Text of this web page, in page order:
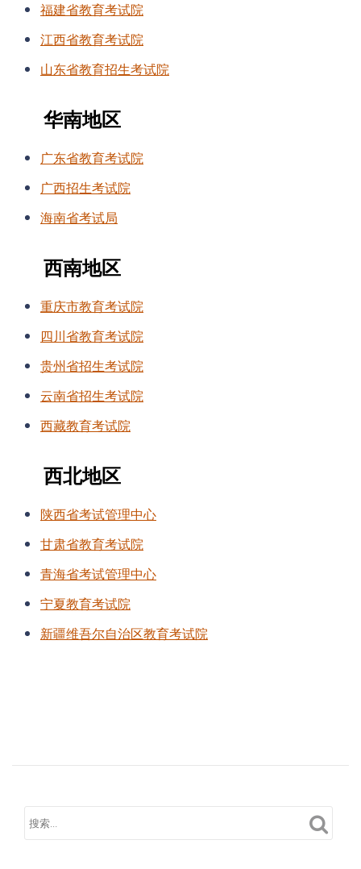
福建省教育考试院
江西省教育考试院
山东省教育招生考试院
华南地区
广东省教育考试院
广西招生考试院
海南省考试局
西南地区
重庆市教育考试院
四川省教育考试院
贵州省招生考试院
云南省招生考试院
西藏教育考试院
西北地区
陕西省考试管理中心
甘肃省教育考试院
青海省考试管理中心
宁夏教育考试院
新疆维吾尔自治区教育考试院